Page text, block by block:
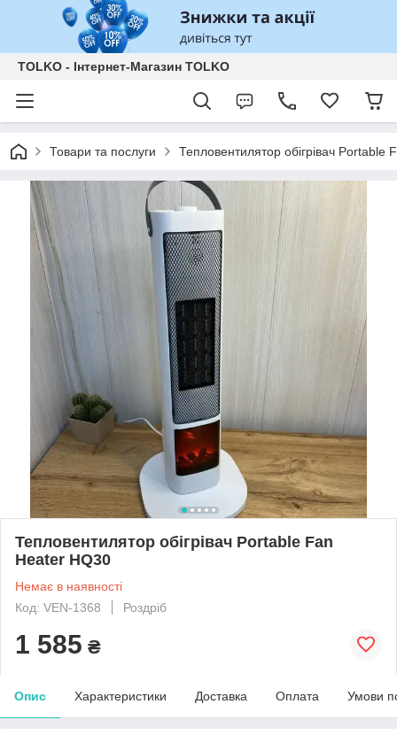
TOLKO - Інтернет-Магазин TOLKO
Товари та послуги Тепловентилятор обігрівач Portable
Тепловентилятор обігрівач Portable Fan
Heater HQ30
Немає в наявності
Код: VEN-1368
Роздріб
1 585 ₴
Опис Характеристики Доставка Оплата Умови